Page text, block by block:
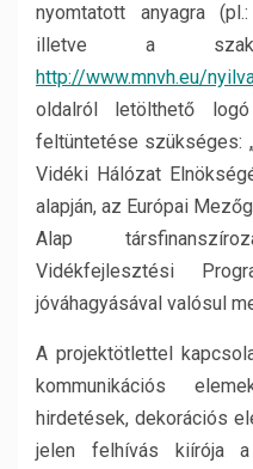
nyomtatott anyagra
illetve a
http://www.mnvh.eu/
oldalról letölthető
feltüntetése szükséges:
Vidéki Hálózat
alapján, az Európai
Alap
Vidékfejlesztési
jóváhagyásával valósul
A projektötlettel
kommunikációs
hirdetések, dekorációs
jelen felhívás kiírója a